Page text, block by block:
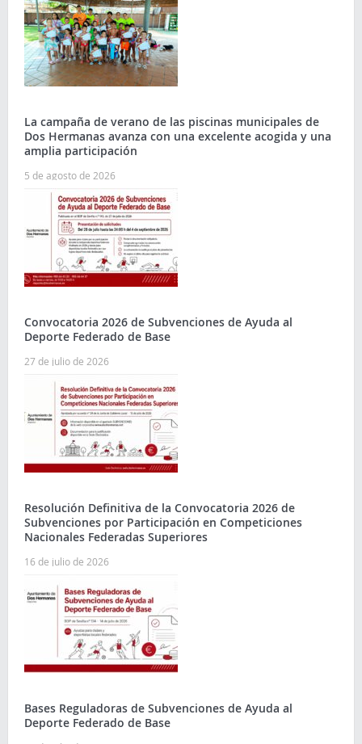
La campaña de verano de las piscinas municipales de
Dos Hermanas avanza con una excelente acogida y una
amplia participación
5 de agosto de 2026
Convocatoria 2026 de Subvenciones de Ayuda al
Deporte Federado de Base
27 de julio de 2026
Resolución Definitiva de la Convocatoria 2026 de
Subvenciones por Participación en Competiciones
Nacionales Federadas Superiores
16 de julio de 2026
Bases Reguladoras de Subvenciones de Ayuda al
Deporte Federado de Base